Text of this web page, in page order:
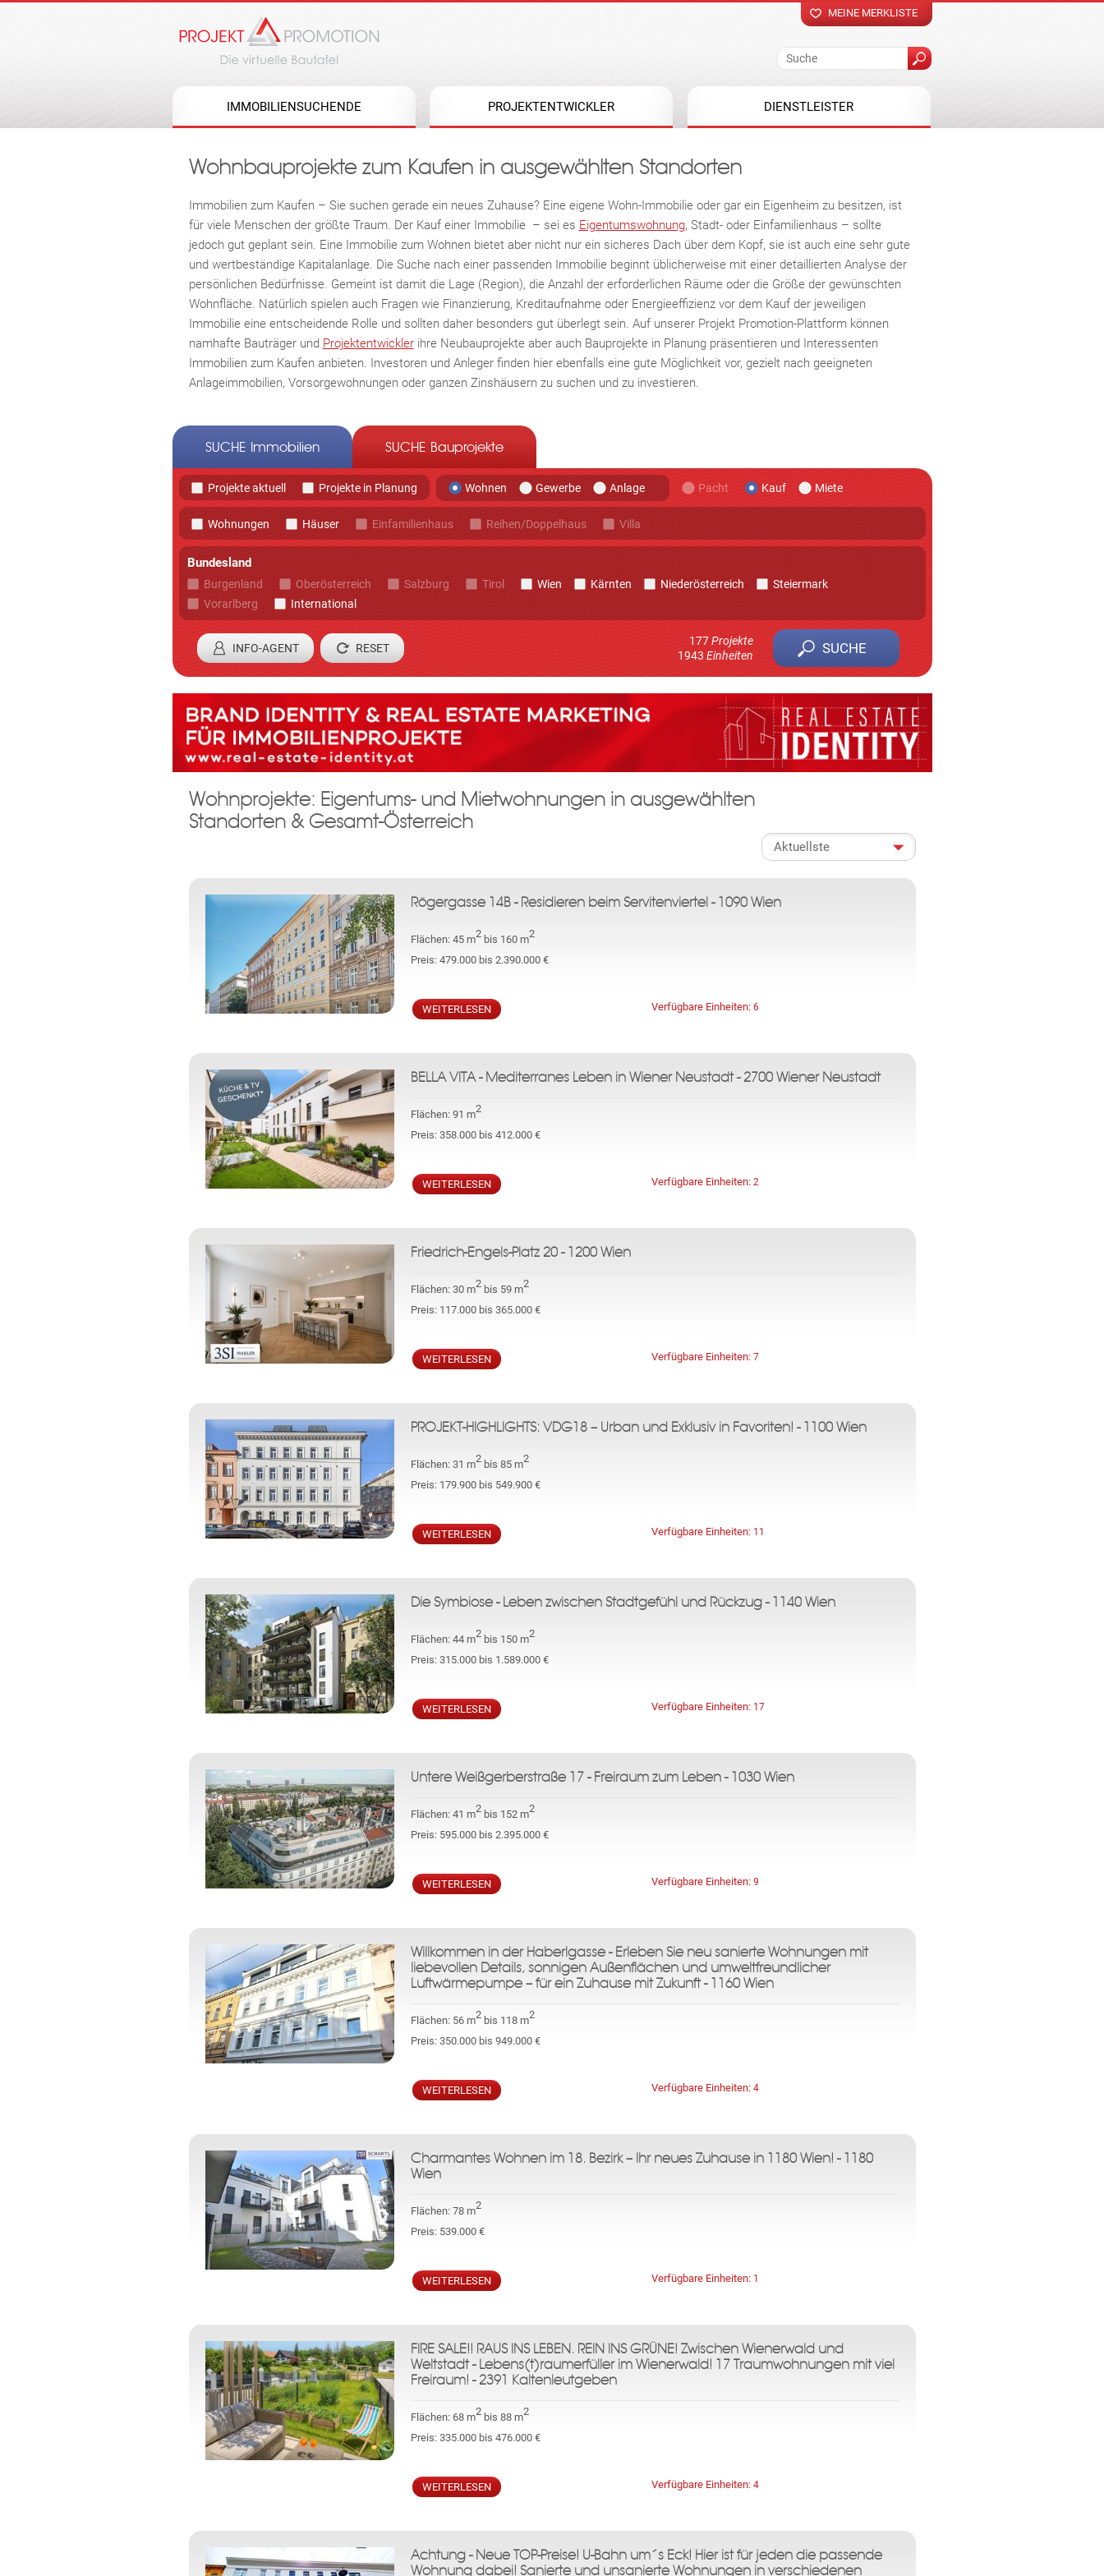
MEINE MERKLISTE
IMMOBILIENSUCHENDE PROJEKTENTWICKLER DIENSTLEISTER
Wohnbauprojekte zum Kaufen in ausgewählten Standorten
Immobilien zum Kaufen – Sie suchen gerade ein neues Zuhause? Eine eigene Wohn-Immobilie oder gar ein Eigenheim zu besitzen, ist
für viele Menschen der größte Traum. Der Kauf einer Immobilie – sei es Eigentumswohnung, Stadt- oder Einfamilienhaus – sollte
jedoch gut geplant sein. Eine Immobilie zum Wohnen bietet aber nicht nur ein sicheres Dach über dem Kopf, sie ist auch eine sehr gute
und wertbeständige Kapitalanlage. Die Suche nach einer passenden Immobilie beginnt üblicherweise mit einer detaillierten Analyse der
persönlichen Bedürfnisse. Gemeint ist damit die Lage (Region), die Anzahl der erforderlichen Räume oder die Größe der gewünschten
Wohnfläche. Natürlich spielen auch Fragen wie Finanzierung, Kreditaufnahme oder Energieeffizienz vor dem Kauf der jeweiligen
Immobilie eine entscheidende Rolle und sollten daher besonders gut überlegt sein. Auf unserer Projekt Promotion-Plattform können
namhafte Bauträger und Projektentwicklerihre Neubauprojekte aber auch Bauprojekte in Planung präsentieren und Interessenten
Immobilien zum Kaufen anbieten. Investoren und Anleger finden hier ebenfalls eine gute Möglichkeit vor, gezielt nach geeigneten
Anlageimmobilien, Vorsorgewohnungen oder ganzen Zinshäusern zu suchen und zu investieren.
SUCHE Immobilien SUCHE Bauprojekte
Projekte aktuell Projekte in Planung Wohnen Gewerbe Anlage Kauf Miete
Pacht
Wohnungen Häuser Einfamilienhaus Reihen/Doppelhaus Villa
Bundesland
Wien
Burgenland Kärnten Niederösterreich
Oberösterreich Salzburg Steiermark
Tirol
Vorarlberg
International
177Projekte
1943 Einheiten
INFO-AGENT
Registrieren Sie sich um Informationen über neue Immo-Projekte im System zu erhalten.
Hier tragen Sie ein das Wort:promotion
Ein Zweck zu testen, ob Sie ein menschlicher Benutzer sind und um automatisierten Spam vorzubeugen.
Damit wir ihre Anfrage verarbeiten können, werden wir die von ihnen eingegebenen Daten verarbeiten. Informationen über die Verarbeitung
sowie den Schutz ihrer persönlichen Daten finden siehier .
ABONNIEREN
Wohnprojekte: Eigentums- und Mietwohnungen in ausgewählten
Standorten & Gesamt-Österreich
Rögergasse 14B - Residieren beim Servitenviertel - 1090 Wien
Flächen: 45 m2bis 160 m2
Preis: 479.000 bis 2.390.000 €
WEITERLESEN Verfügbare Einheiten: 6
BELLA VITA - Mediterranes Leben in Wiener Neustadt - 2700 Wiener Neustadt
Flächen: 91 m2
Preis: 358.000 bis 412.000 €
WEITERLESEN Verfügbare Einheiten: 2
Friedrich-Engels-Platz 20 - 1200 Wien
Flächen: 30 m2bis 59 m2
Preis: 117.000 bis 365.000 €
WEITERLESEN Verfügbare Einheiten: 7
PROJEKT-HIGHLIGHTS: VDG18 – Urban und Exklusiv in Favoriten! - 1100 Wien
Flächen: 31 m2bis 85 m2
Preis: 179.900 bis 549.900 €
WEITERLESEN Verfügbare Einheiten: 11
Die Symbiose - Leben zwischen Stadtgefühl und Rückzug - 1140 Wien
Flächen: 44 m2bis 150 m2
Preis: 315.000 bis 1.589.000 €
WEITERLESEN Verfügbare Einheiten: 17
Untere Weißgerberstraße 17 - Freiraum zum Leben - 1030 Wien
Flächen: 41 m2bis 152 m2
Preis: 595.000 bis 2.395.000 €
WEITERLESEN Verfügbare Einheiten: 9
Willkommen in der Haberlgasse - Erleben Sie neu sanierte Wohnungen mit
liebevollen Details, sonnigen Außenflächen und umweltfreundlicher
Luftwärmepumpe – für ein Zuhause mit Zukunft - 1160 Wien
Flächen: 56 m2bis 118 m2
Preis: 350.000 bis 949.000 €
WEITERLESEN Verfügbare Einheiten: 4
Charmantes Wohnen im 18. Bezirk – Ihr neues Zuhause in 1180 Wien! - 1180
Wien
Flächen: 78 m2
Preis: 539.000 €
WEITERLESEN Verfügbare Einheiten: 1
FIRE SALE!! RAUS INS LEBEN. REIN INS GRÜNE! Zwischen Wienerwald und
Weltstadt - Lebens(t)raumerfüller im Wienerwald! 17 Traumwohnungen mit viel
Freiraum! - 2391 Kaltenleutgeben
Flächen: 68 m2bis 88 m2
Preis: 335.000 bis 476.000 €
WEITERLESEN Verfügbare Einheiten: 4
Achtung - Neue TOP-Preise! U-Bahn um´s Eck! Hier ist für jeden die passende
Wohnung dabei! Sanierte und unsanierte Wohnungen in verschiedenen